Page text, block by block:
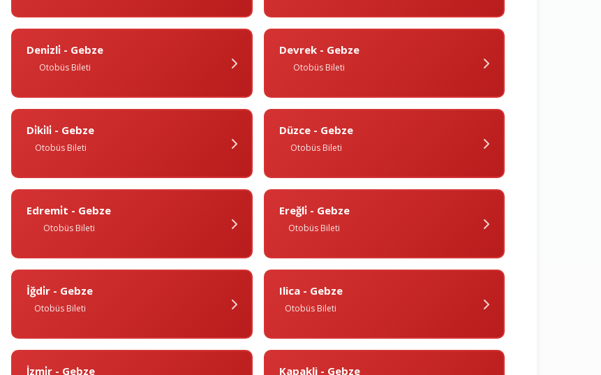
Deni̇zli̇ - Gebze
Otobüs Bileti
Devrek - Gebze
Otobüs Bileti
Di̇ki̇li̇ - Gebze
Otobüs Bileti
Düzce - Gebze
Otobüs Bileti
Edremi̇t - Gebze
Otobüs Bileti
Ereğli̇ - Gebze
Otobüs Bileti
İğdi̇r - Gebze
Otobüs Bileti
Ilica - Gebze
Otobüs Bileti
İzmi̇r - Gebze Kapakli - Gebze